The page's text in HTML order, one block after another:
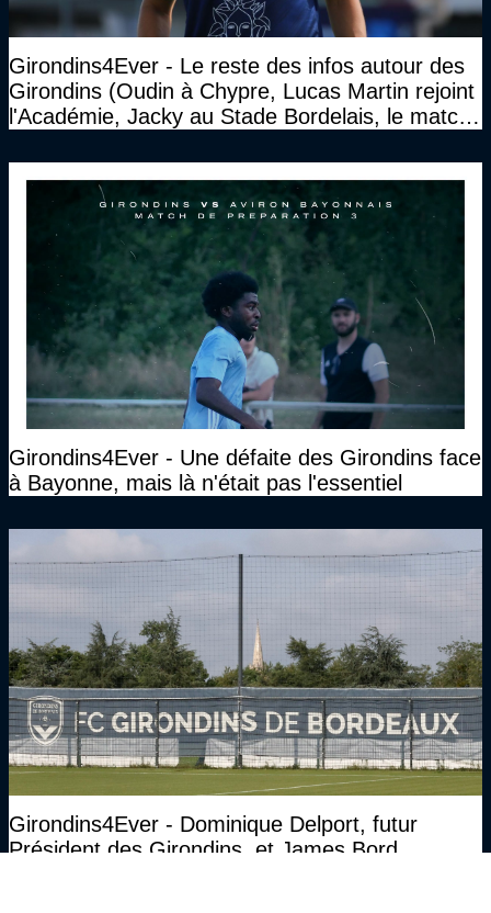
Girondins4Ever - Le reste des infos autour des
Girondins (Oudin à Chypre, Lucas Martin rejoint
l'Académie, Jacky au Stade Bordelais, le match
Girondins4Ever - Une défaite des Girondins face
à Bayonne, mais là n'était pas l'essentiel
Girondins4Ever - Dominique Delport, futur
Président des Girondins, et James Bord,